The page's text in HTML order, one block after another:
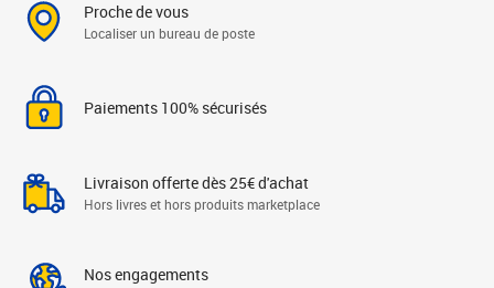
Proche de vous
Localiser un bureau de poste
Paiements 100% sécurisés
Livraison offerte dès 25€ d'achat
Hors livres et hors produits marketplace
Nos engagements